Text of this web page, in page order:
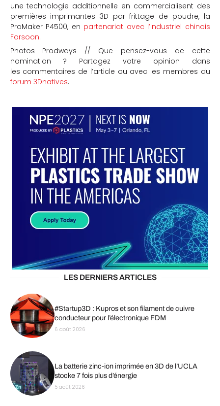
une technologie additionnelle en commercialisent des
premières imprimantes 3D par frittage de poudre, la
ProMaker P4500, en partenariat avec l’industriel chinois
Farsoon.
Photos Prodways // Que pensez-vous de cette
nomination ? Partagez votre opinion dans
les commentaires de l’article ou avec les membres du
forum 3Dnatives.
LES DERNIERS ARTICLES
#Startup3D : Kupros et son filament de cuivre
conducteur pour l’électronique FDM
6 août 2026
La batterie zinc-ion imprimée en 3D de l’UCLA
stocke 7 fois plus d’énergie
5 août 2026